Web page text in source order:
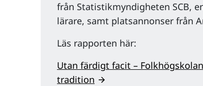
från Statistikmyndigheten SCB,
lärare, samt platsannonser från
Läs rapporten här:
Utan färdigt facit –
tradition